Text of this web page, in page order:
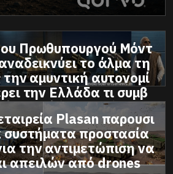
Πρωθυπουργού Μόντ
το άλμα τη
την αμυντική αυτονομί
την Ελλάδα τι συμβ
Γιατί όλοι οι ξένοι α
καθημερινές συζη
συμφωνίες εκτός
Plasan παρουσι
συστήματα προστασία
την αντιμετώπιση να
απειλών από drones